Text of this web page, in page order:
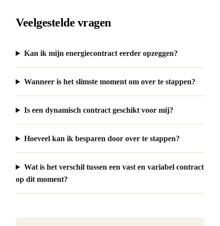
Veelgestelde vragen
Kan ik mijn energiecontract eerder opzeggen?
Wanneer is het slimste moment om over te stappen?
Is een dynamisch contract geschikt voor mij?
Hoeveel kan ik besparen door over te stappen?
Wat is het verschil tussen een vast en variabel contract
op dit moment?